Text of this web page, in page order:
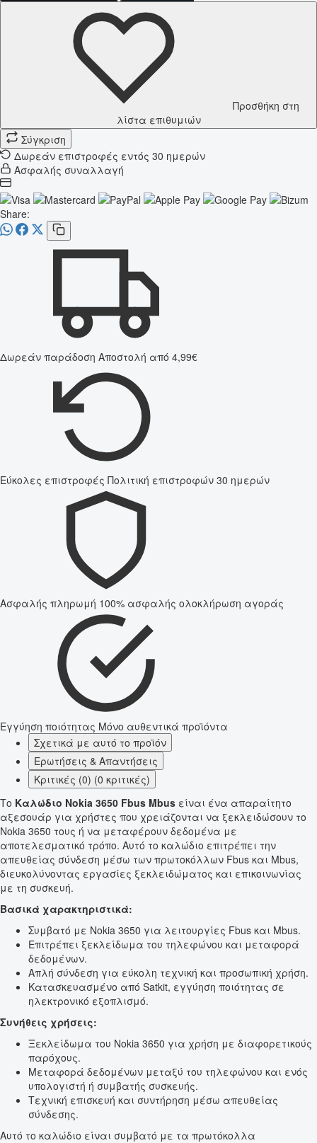
Προσθήκη στη
λίστα επιθυμιών
Σύγκριση
Δωρεάν επιστροφές εντός 30 ημερών
Ασφαλής συναλλαγή
Share:
Δωρεάν παράδοση Αποστολή από 4,99€
Εύκολες επιστροφές Πολιτική επιστροφών 30 ημερών
Ασφαλής πληρωμή 100% ασφαλής ολοκλήρωση αγοράς
Εγγύηση ποιότητας Μόνο αυθεντικά προϊόντα
Σχετικά με αυτό το προϊόν
Ερωτήσεις & Απαντήσεις
Κριτικές (0) (0 κριτικές)
Το Καλώδιο Nokia 3650 Fbus Mbus είναι ένα απαραίτητο
αξεσουάρ για χρήστες που χρειάζονται να ξεκλειδώσουν το
Nokia 3650 τους ή να μεταφέρουν δεδομένα με
αποτελεσματικό τρόπο. Αυτό το καλώδιο επιτρέπει την
απευθείας σύνδεση μέσω των πρωτοκόλλων Fbus και Mbus,
διευκολύνοντας εργασίες ξεκλειδώματος και επικοινωνίας
με τη συσκευή.
Βασικά χαρακτηριστικά:
Συμβατό με Nokia 3650 για λειτουργίες Fbus και Mbus.
Επιτρέπει ξεκλείδωμα του τηλεφώνου και μεταφορά
δεδομένων.
Απλή σύνδεση για εύκολη τεχνική και προσωπική χρήση.
Κατασκευασμένο από Satkit, εγγύηση ποιότητας σε
ηλεκτρονικό εξοπλισμό.
Συνήθεις χρήσεις:
Ξεκλείδωμα του Nokia 3650 για χρήση με διαφορετικούς
παρόχους.
Μεταφορά δεδομένων μεταξύ του τηλεφώνου και ενός
υπολογιστή ή συμβατής συσκευής.
Τεχνική επισκευή και συντήρηση μέσω απευθείας
σύνδεσης.
Αυτό το καλώδιο είναι συμβατό με τα πρωτόκολλα